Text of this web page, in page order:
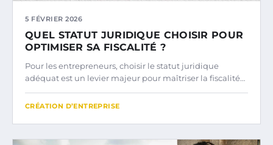
5 FÉVRIER 2026
QUEL STATUT JURIDIQUE CHOISIR POUR
OPTIMISER SA FISCALITÉ ?
Pour les entrepreneurs, choisir le statut juridique
adéquat est un levier majeur pour maîtriser la fiscalité…
CRÉATION D’ENTREPRISE